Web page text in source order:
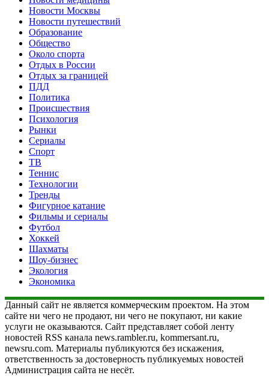
Новости Москвы
Новости путешествий
Образование
Общество
Около спорта
Отдых в России
Отдых за границей
ПДД
Политика
Происшествия
Психология
Рынки
Сериалы
Спорт
ТВ
Теннис
Технологии
Тренды
Фигурное катание
Фильмы и сериалы
Футбол
Хоккей
Шахматы
Шоу-бизнес
Экология
Экономика
Данный сайт не является коммерческим проектом. На этом
сайте ни чего не продают, ни чего не покупают, ни какие
услуги не оказываются. Сайт представляет собой ленту
новостей RSS канала news.rambler.ru, kommersant.ru,
newsru.com. Материалы публикуются без искажения,
ответственность за достоверность публикуемых новостей
Администрация сайта не несёт.